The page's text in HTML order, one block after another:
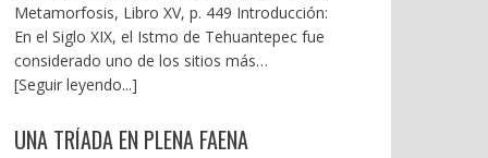
Metamorfosis, Libro XV, p. 449 Introducción:
En el Siglo XIX, el Istmo de Tehuantepec fue
considerado uno de los sitios más
estratégicos a nivel mundial. En la mira de los
emanados del PRI iniciaron una serie de
[Seguir leyendo...]
UNA TRÍADA EN PLENA FAENA